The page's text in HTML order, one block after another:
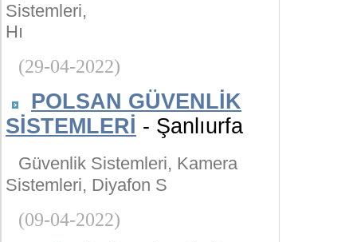
Sistemleri,
Hı
(29-04-2022)
POLSAN GÜVENLİK
SİSTEMLERİ - Şanlıurfa
Güvenlik Sistemleri, Kamera
Sistemleri, Diyafon S
(09-04-2022)